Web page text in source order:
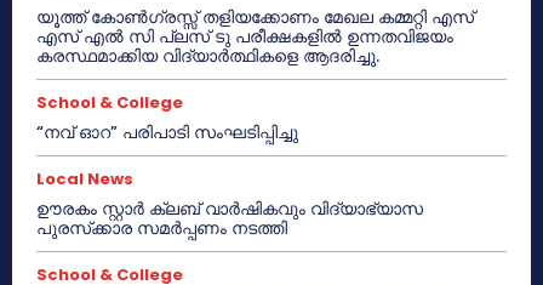
യൂത്ത് കോൺഗ്രസ്സ് തളിയക്കോണം മേഖല കമ്മറ്റി എസ്
എസ് എൽ സി പ്ലസ് ടു പരീക്ഷകളിൽ ഉന്നതവിജയം
കരസ്ഥമാക്കിയ വിദ്യാർത്ഥികളെ ആദരിച്ചു.
School & College
“നവ് ഓറ” പരിപാടി സംഘടിപ്പിച്ചു
Local News
ഊരകം സ്റ്റാർ ക്ലബ് വാർഷികവും വിദ്യാഭ്യാസ
പുരസ്‌ക്കാര സമർപ്പണം നടത്തി
School & College